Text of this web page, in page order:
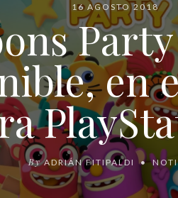
16 AGOSTO 2018
en
By ADRIÁN FITIPALDI